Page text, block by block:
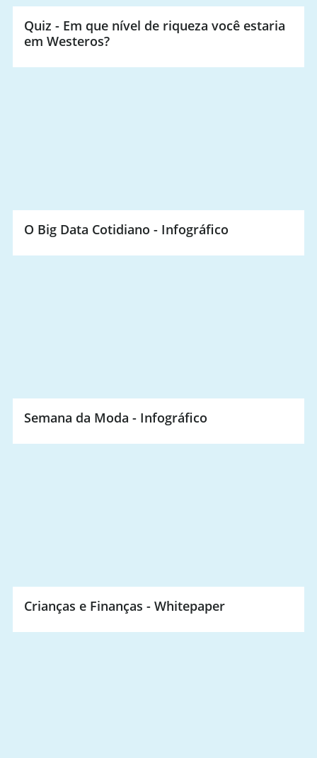
Quiz - Em que nível de riqueza você estaria
em Westeros?
O Big Data Cotidiano - Infográfico
Semana da Moda - Infográfico
Crianças e Finanças - Whitepaper